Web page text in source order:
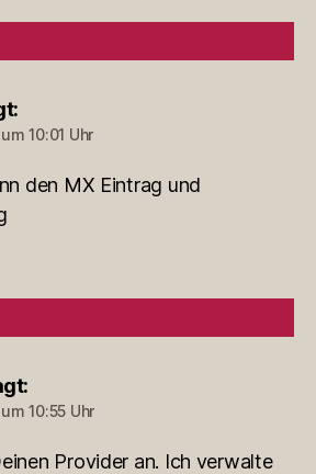
10:01 Uhr
den MX Eintrag und
10:55 Uhr
Provider an. Ich verwalte